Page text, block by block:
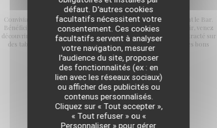
défaut. D'autres cookies
facultatifs nécessitent votre
consentement. Ces cookies
facultatifs servent à analyser
votre navigation, mesurer
l'audience du site, proposer
des fonctionnalités (ex : en
lien avec les réseaux sociaux)
ou afficher des publicités ou
contenus personnalisés.
Cliquez sur « Tout accepter »,
« Tout refuser » ou «
Personnaliser » pour gérer
Convivialité et simplicité sont les maîtres mots de cet espace avant le Bar.
Bénéficiez des mêmes prestations qu'en salle. Le soir, au comptoir, venez
découvrir notre formule en 5, 6 ou 7 services dans un cadre décontracté sur
des tabourets hauts à l'assise confortable. Des bonnes quilles, des bons
petits plats et des copains !